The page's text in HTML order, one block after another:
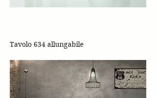
Tavolo 634 allungabile